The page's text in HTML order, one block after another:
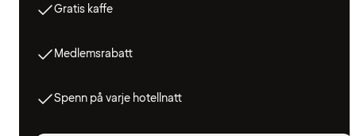
Gratis kaffe
Medlemsrabatt
Spenn på varje hotellnatt